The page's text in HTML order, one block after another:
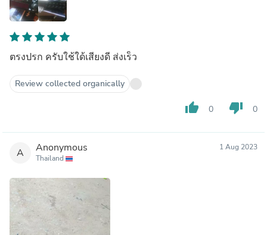
ตรงปรก ครับใช้ใด้เสียงดี ส่งเร็ว
Review collected organically
thumb_up 0 thumb_down 0
A Anonymous
Thailand
1 Aug 2023